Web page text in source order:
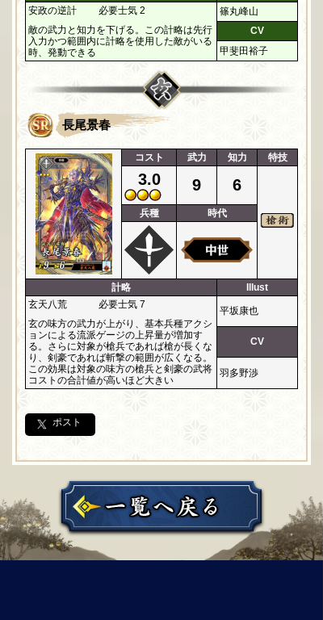
安政の逆計
必要士気 2
敵の武力と知力を下げる。この計略は先行
入力かつ範囲内に計略を使用した敵がいる
時、発動できる
篠丸峰山
CV
甲斐田裕子
長尾景春
コスト 武力 知力 特技
3.0 9 6
兵種 時代
計略
Illust
玄天八荒
必要士気 7
玄の味方の武力が上がり、基本兵種アクシ
ョンによる流派ゲージの上昇量が増加す
る。さらに対象が槍兵であれば槍が長くな
り、剣豪であれば斬撃の範囲が広くなる。
この効果は対象の味方の槍兵と剣豪の武将
コストの合計値が高いほど大きい
平坂康也
CV
羽多野渉
ポスト